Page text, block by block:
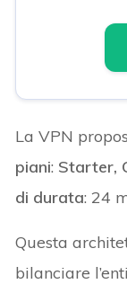
La VPN
piani: Starter,
di durata: 24
Questa
bilanciare